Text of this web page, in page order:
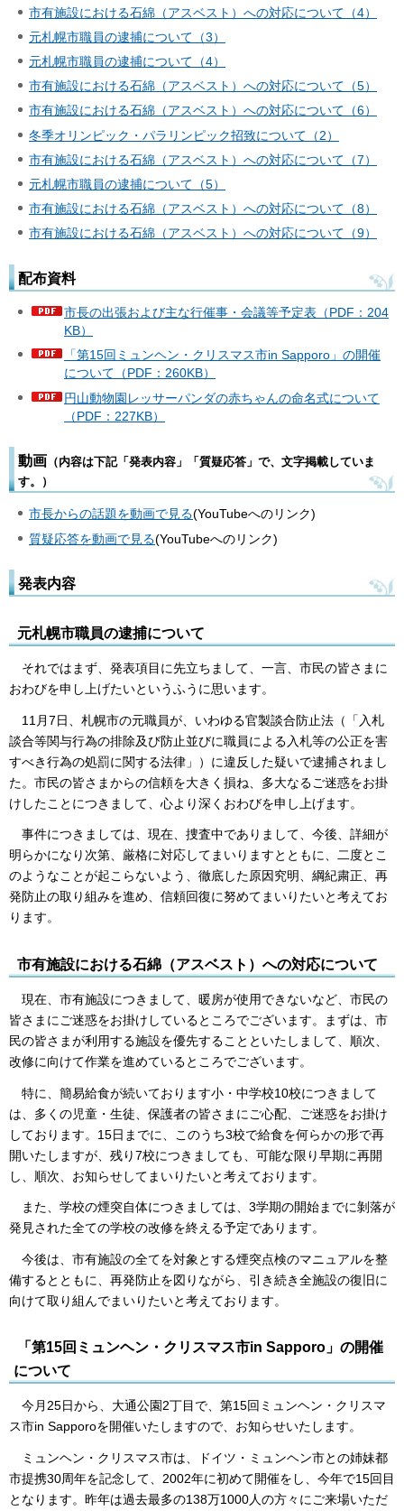
市有施設における石綿（アスベスト）への対応について（4）
元札幌市職員の逮捕について（3）
元札幌市職員の逮捕について（4）
市有施設における石綿（アスベスト）への対応について（5）
市有施設における石綿（アスベスト）への対応について（6）
冬季オリンピック・パラリンピック招致について（2）
市有施設における石綿（アスベスト）への対応について（7）
元札幌市職員の逮捕について（5）
市有施設における石綿（アスベスト）への対応について（8）
市有施設における石綿（アスベスト）への対応について（9）
配布資料
市長の出張および主な行催事・会議等予定表（PDF：204
KB）
「第15回ミュンヘン・クリスマス市in Sapporo」の開催
について（PDF：260KB）
円山動物園レッサーパンダの赤ちゃんの命名式について
（PDF：227KB）
動画 （内容は下記「発表内容」「質疑応答」で、文字掲載していま
す。）
市長からの話題を動画で見る(YouTubeへのリンク)
質疑応答を動画で見る(YouTubeへのリンク)
発表内容
元札幌市職員の逮捕について
それではまず、発表項目に先立ちまして、一言、市民の皆さまに
おわびを申し上げたいというふうに思います。
11月7日、札幌市の元職員が、いわゆる官製談合防止法（「入札
談合等関与行為の排除及び防止並びに職員による入札等の公正を害
すべき行為の処罰に関する法律」）に違反した疑いで逮捕されまし
た。市民の皆さまからの信頼を大きく損ね、多大なるご迷惑をお掛
けしたことにつきまして、心より深くおわびを申し上げます。
事件につきましては、現在、捜査中でありまして、今後、詳細が
明らかになり次第、厳格に対応してまいりますとともに、二度とこ
のようなことが起こらないよう、徹底した原因究明、綱紀粛正、再
発防止の取り組みを進め、信頼回復に努めてまいりたいと考えてお
ります。
市有施設における石綿（アスベスト）への対応について
現在、市有施設につきまして、暖房が使用できないなど、市民の
皆さまにご迷惑をお掛けしているところでございます。まずは、市
民の皆さまが利用する施設を優先することといたしまして、順次、
改修に向けて作業を進めているところでございます。
特に、簡易給食が続いております小・中学校10校につきまして
は、多くの児童・生徒、保護者の皆さまにご心配、ご迷惑をお掛け
しております。15日までに、このうち3校で給食を何らかの形で再
開いたしますが、残り7校につきましても、可能な限り早期に再開
し、順次、お知らせしてまいりたいと考えております。
また、学校の煙突自体につきましては、3学期の開始までに剝落が
発見された全ての学校の改修を終える予定であります。
今後は、市有施設の全てを対象とする煙突点検のマニュアルを整
備するとともに、再発防止を図りながら、引き続き全施設の復旧に
向けて取り組んでまいりたいと考えております。
「第15回ミュンヘン・クリスマス市in Sapporo」の開催
について
今月25日から、大通公園2丁目で、第15回ミュンヘン・クリスマ
ス市in Sapporoを開催いたしますので、お知らせいたします。
ミュンヘン・クリスマス市は、ドイツ・ミュンヘン市との姉妹都
市提携30周年を記念して、2002年に初めて開催をし、今年で15回目
となります。昨年は過去最多の138万1000人の方々にご来場いただ